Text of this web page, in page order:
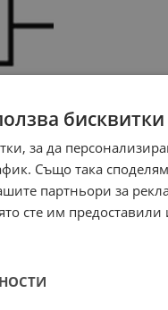
бисквитки
за да
Също така
партньори за
сте им